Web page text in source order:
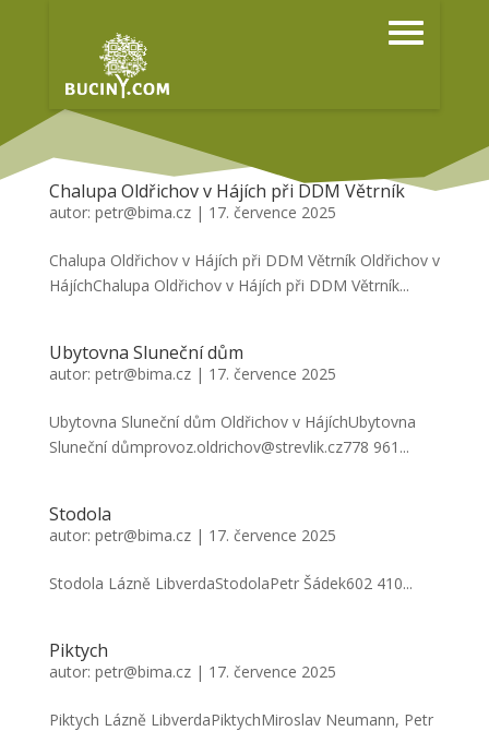
Chalupa Oldřichov v Hájích při DDM Větrník
autor: petr@bima.cz| 17. července 2025
Chalupa Oldřichov v Hájích při DDM Větrník Oldřichov v
HájíchChalupa Oldřichov v Hájích při DDM Větrník...
Ubytovna Sluneční dům
autor: petr@bima.cz| 17. července 2025
Ubytovna Sluneční dům Oldřichov v HájíchUbytovna
Sluneční důmprovoz.oldrichov@strevlik.cz778 961...
Stodola
autor: petr@bima.cz| 17. července 2025
Stodola Lázně LibverdaStodolaPetr Šádek602 410...
Piktych
autor: petr@bima.cz| 17. července 2025
Piktych Lázně LibverdaPiktychMiroslav Neumann, Petr